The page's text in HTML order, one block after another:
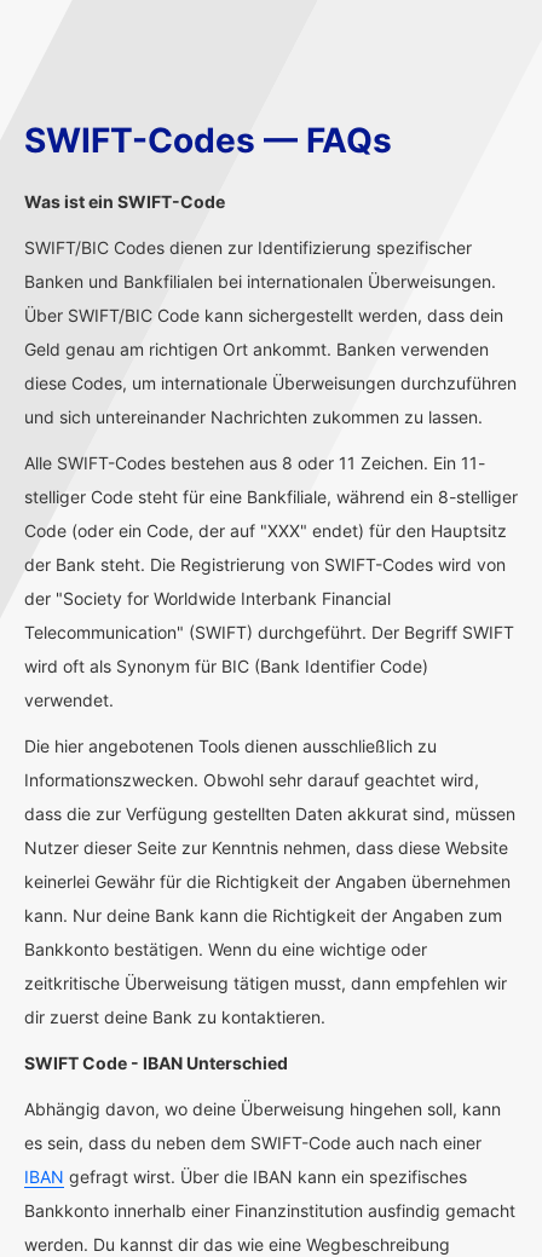
SWIFT-Codes — FAQs
Was ist ein SWIFT-Code
SWIFT/BIC Codes dienen zur Identifizierung spezifischer
Banken und Bankfilialen bei internationalen Überweisungen.
Über SWIFT/BIC Code kann sichergestellt werden, dass dein
Geld genau am richtigen Ort ankommt. Banken verwenden
diese Codes, um internationale Überweisungen durchzuführen
und sich untereinander Nachrichten zukommen zu lassen.
Alle SWIFT-Codes bestehen aus 8 oder 11 Zeichen. Ein 11-
stelliger Code steht für eine Bankfiliale, während ein 8-stelliger
Code (oder ein Code, der auf "XXX" endet) für den Hauptsitz
der Bank steht. Die Registrierung von SWIFT-Codes wird von
der "Society for Worldwide Interbank Financial
Telecommunication" (SWIFT) durchgeführt. Der Begriff SWIFT
wird oft als Synonym für BIC (Bank Identifier Code)
verwendet.
Die hier angebotenen Tools dienen ausschließlich zu
Informationszwecken. Obwohl sehr darauf geachtet wird,
dass die zur Verfügung gestellten Daten akkurat sind, müssen
Nutzer dieser Seite zur Kenntnis nehmen, dass diese Website
keinerlei Gewähr für die Richtigkeit der Angaben übernehmen
kann. Nur deine Bank kann die Richtigkeit der Angaben zum
Bankkonto bestätigen. Wenn du eine wichtige oder
zeitkritische Überweisung tätigen musst, dann empfehlen wir
dir zuerst deine Bank zu kontaktieren.
SWIFT Code - IBAN Unterschied
Abhängig davon, wo deine Überweisung hingehen soll, kann
es sein, dass du neben dem SWIFT-Code auch nach einer
IBAN gefragt wirst. Über die IBAN kann ein spezifisches
Bankkonto innerhalb einer Finanzinstitution ausfindig gemacht
werden. Du kannst dir das wie eine Wegbeschreibung